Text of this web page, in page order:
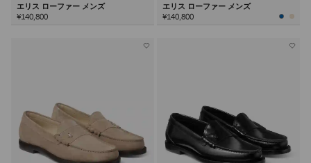
エリス ローファー メンズ
¥140,800
エリス ローファー メンズ
¥140,800